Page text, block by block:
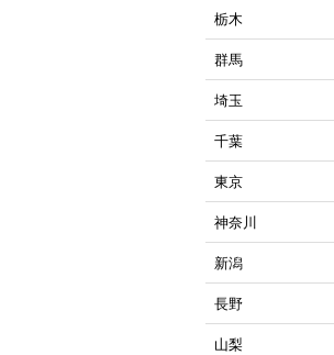
栃木
群馬
埼玉
千葉
東京
神奈川
新潟
長野
山梨